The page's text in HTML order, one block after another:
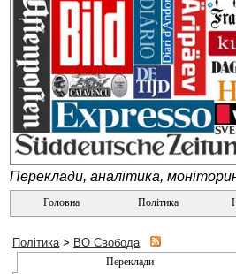
Переклади, аналітика,
Головна Політика
Політика> ВО Свобода
Переклади